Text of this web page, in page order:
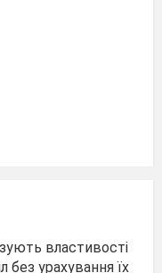
властивості
без урахування їх